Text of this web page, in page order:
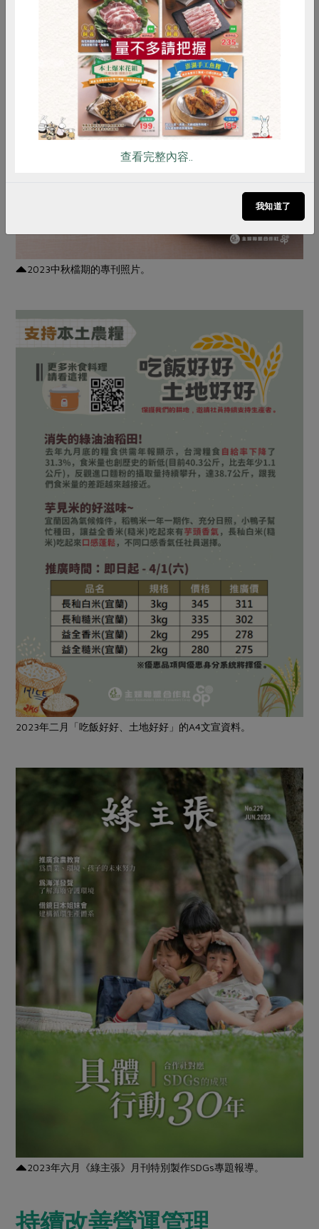
2023中秋檔期的專刊照片。
2023年二月「吃飯好好、土地好好」的A4文宣資料。
2023年六月《綠主張》月刊特別製作SDGs專題報導。
持續改善營運管理
RPET 食譜 減硝酸鹽
雞蛋 食安 共同購買
查看完整內容..
我知道了